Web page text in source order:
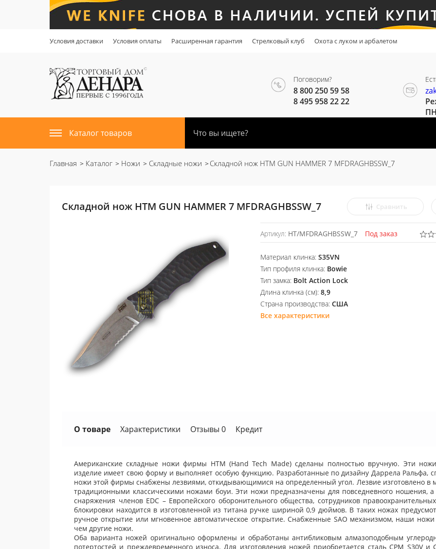
Условия доставки Условия оплаты Расширенная гарантия Стрелковый клуб Охота с луком и арбалетом
Поговорим?
8 800 250 59 58
8 495 958 22 22
Каталог товаров
Главная Каталог Ножи Складные ножи Складной нож HTM GUN HAMMER 7 MFDRAGHBSSW_7
Складной нож HTM GUN HAMMER 7 MFDRAGHBSSW_7 Сравнить
Артикул: HT/MFDRAGHBSSW_7 Под заказ
Материал клинка:S35VN
Тип профиля клинка: Bowie
Тип замка: Bolt Action Lock
Длина клинка (см):8,9
Страна производства:США
Все характеристики
О товаре Характеристики Отзывы 0 Кредит
Американские складные ножи фирмы HTM (Hand Tech Made) сделаны полностью вручную. Эти
изделие имеет свою форму и выполняет особую функцию. Разработанные по дизайну Даррела Ральфа,
ножи этой фирмы снабжены лезвиями, откидывающимися на определенный угол. Лезвие изготовлено в
традиционными классическими ножами боуи. Эти ножи предназначены для повседневного ношения, а
снаряжения членов EDC – Европейского оборонительного общества, сотрудников
блокировки находится в изготовленной из титана ручке шириной 0,9 дюймов. В таких ножах
ручное открытие или мгновенное автоматическое открытие. Снабженные SAO механизмом, наши
чем другие ножи.
Оба варианта ножей оригинально оформлены и обработаны антибликовым алмазоподобным
потертостей и преждевременного износа. Для изготовления ножей приобретается сталь CPM S30V